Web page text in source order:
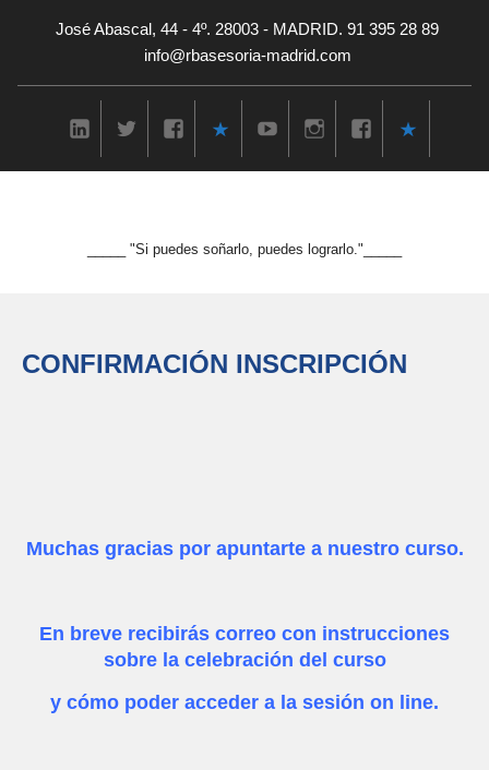
José Abascal, 44 - 4º. 28003 - MADRID. 91 395 28 89
info@rbasesoria-madrid.com
_____ "Si puedes soñarlo, puedes lograrlo."_____
CONFIRMACIÓN INSCRIPCIÓN
Muchas gracias por apuntarte a nuestro curso.
En breve recibirás correo con instrucciones
sobre la celebración del curso
y cómo poder acceder a la sesión on line.